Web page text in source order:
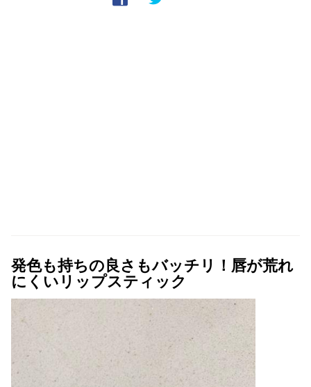
発色も持ちの良さもバッチリ！唇が荒れ
にくいリップスティック